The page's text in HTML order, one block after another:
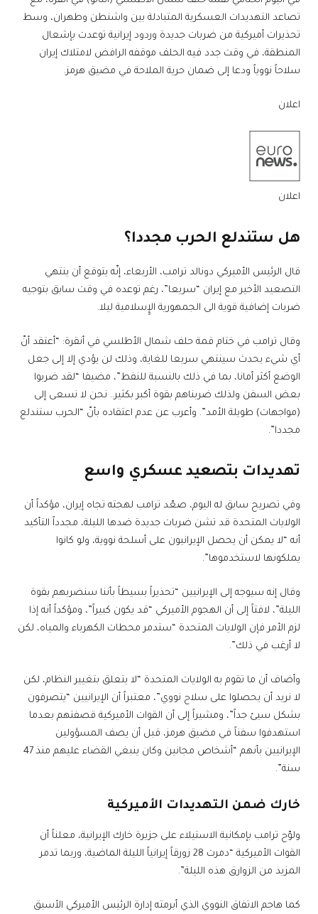
تصاعد التهديدات العسكرية المتبادلة بين واشنطن وطهران، وسط
تحذيرات أميركية من ضربات جديدة وردود إيرانية توعدت بإشعال
المنطقة، في وقت جدد فيه الحلف موقفه الرافض لامتلاك إيران
سلاحاً نووياً ودعا إلى ضمان حرية الملاحة في مضيق هرمز.
اعلان
اعلان
هل ستندلع الحرب مجددا؟
قال الرئيس الأميركي دونالد ترامب، الأربعاء، إنّه يتوقع أن ينتهي
التصعيد الأخير مع إيران “سريعا”، رغم توعده في وقت سابق بتوجيه
ضربات إضافية قوية الى الجمهورية الإٍسلامية ليلا.
وقال ترامب في ختام قمة حلف شمال الأطلسي في أنقرة: “أعتقد أنّ
أي شيء يحدث سينتهي سريعا للغاية، وذلك لن يؤدي إلا إلى جعل
الوضع أكثر أمانا، بما في ذلك بالنسبة للنفط”، مضيفا “لقد ضربوا
بعض السفن ولذلك ضربناهم بقوة أكبر بكثير.. نحن لا نسعى إلى
(مواجهات) طويلة الأمد”. وأعرب عن عدم اعتقاده بأنّ “الحرب ستندلع
مجددا”.
تهديدات بتصعيد عسكري واسع
وفي تصريح سابق له اليوم، صعّد ترامب لهجته تجاه إيران، مؤكداً أن
الولايات المتحدة قد تشن ضربات جديدة ضدها الليلة، مجدداً التأكيد
أنه “لا يمكن أن يحصل الإيرانيون على أسلحة نووية، ولو كانوا
يملكونها لاستخدموها”.
وقال إنه سيوجه إلى الإيرانيين “تحذيراً بسيطاً بأننا سنضربهم بقوة
الليلة”، لافتاً إلى أن الهجوم الأميركي “قد يكون كبيراً”، ومؤكداً أنه إذا
لزم الأمر فإن الولايات المتحدة “ستدمر محطات الكهرباء والمياه، لكن
لا أرغب في ذلك”.
وأضاف أن ما تقوم به الولايات المتحدة “لا يتعلق بتغيير النظام، لكن
لا نريد أن يحصلوا على سلاح نووي”، معتبراً أن الإيرانيين “يتصرفون
بشكل سيئ جداً”، ومشيراً إلى أن القوات الأميركية قصفتهم بعدما
استهدفوا سفناً في مضيق هرمز، قبل أن يصف المسؤولين
الإيرانيين بأنهم “أشخاص مجانين وكان ينبغي القضاء عليهم منذ 47
سنة”.
خارك ضمن التهديدات الأميركية
ولوّح ترامب بإمكانية الاستيلاء على جزيرة خارك الإيرانية، معلناً أن
القوات الأميركية “دمرت 28 زورقاً إيرانياً الليلة الماضية، وربما تدمر
المزيد من الزوارق هذه الليلة”.
كما هاجم الاتفاق النووي الذي أبرمته إدارة الرئيس الأميركي الأسبق